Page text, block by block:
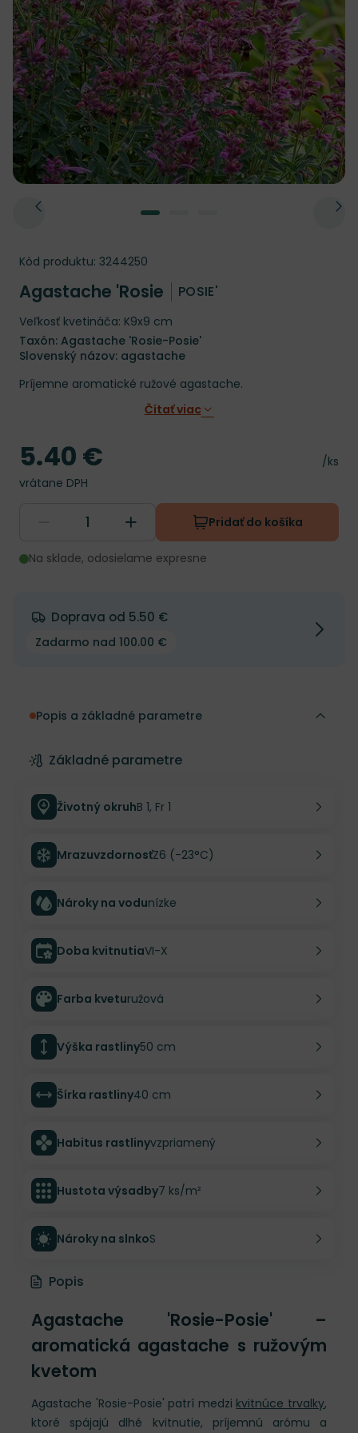
Kód produktu: 3244250
Agastache 'Rosie POSIE'
Veľkosť kvetináča: K9x9 cm
Taxón: Agastache 'Rosie-Posie'
Slovenský názov: agastache
Príjemne aromatické ružové agastache.
Čítať viac
Cena
/ks
Cena
5.40 €
vrátane DPH
Pridať do košíka
Na sklade, odosielame expresne
Doprava od 5.50 €
Zadarmo nad 100.00 €
Popis a základné parametre
Základné parametre
Životný okruhB 1, Fr 1
MrazuvzdornosťZ6 (-23°C)
Nároky na vodunízke
Doba kvitnutiaVI-X
Farba kveturužová
Výška rastliny50 cm
Šírka rastliny40 cm
Habitus rastlinyvzpriamený
Hustota výsadby7 ks/m²
Nároky na slnkoS
Popis
Agastache 'Rosie-Posie' –
aromatická agastache s ružovým
kvetom
Agastache 'Rosie-Posie' patrí medzi kvitnúce trvalky,
ktoré spájajú dlhé kvitnutie, príjemnú arómu a